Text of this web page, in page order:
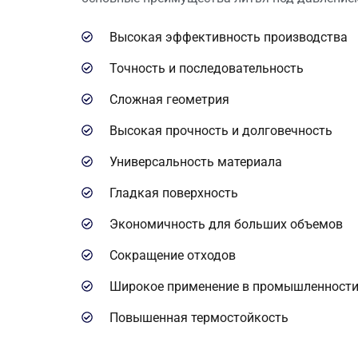
Высокая эффективность производства
Точность и последовательность
Сложная геометрия
Высокая прочность и долговечность
Универсальность материала
Гладкая поверхность
Экономичность для больших объемов
Сокращение отходов
Широкое применение в промышленности
Повышенная термостойкость